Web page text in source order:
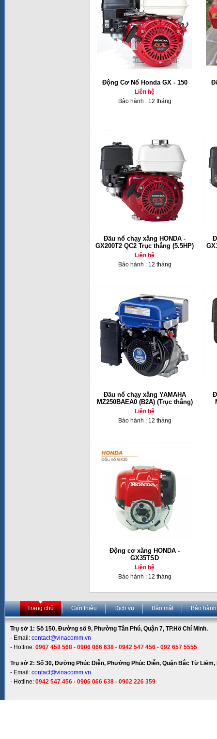
Động Cơ Nổ Honda GX - 150
Liên hệ
Bảo hành : 12 tháng
Đầu nổ chạy xăng HONDA -
GX200T2 QC2 Trục thẳng (5.5HP)
Liên hệ
Bảo hành : 12 tháng
Đầu nổ chạy xăng YAMAHA
MZ250BAEA0 (B2A) (Trục thẳng)
Liên hệ
Bảo hành : 12 tháng
Động cơ xăng HONDA -
GX35TSD
Liên hệ
Bảo hành : 12 tháng
Trang chủ Giới thiệu Dịch vụ Bảo mật Bảo hành
Trụ sở 1: Số 150, Đường số 9, Phường Tân Phú, Quận 7, TP.Hồ Chí Minh.
- Email: contact@vinacomm.vn
- Hotline: 0967 458 568 - 0906 066 638 - 0942 547 456 - 092 657 5555
Trụ sở 2: Số 30, Đường Phúc Diễn, Phường Phúc Diễn, Quận Bắc Từ Liêm,
- Email: contact@vinacomm.vn
- Hotline: 0942 547 456 - 0906 066 638 - 0902 226 359